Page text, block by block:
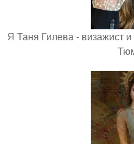
Я Таня Гилева - визажист